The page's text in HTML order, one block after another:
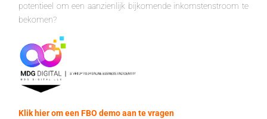
potentieel om een aanzienlijk bijkomende inkomstenstroom te
bekomen?
Klik hier om een FBO demo aan te vragen